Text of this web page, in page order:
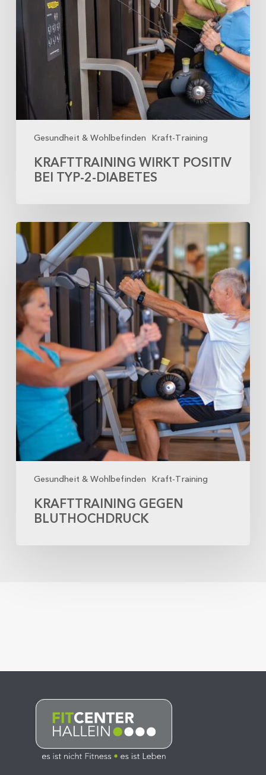
Gesundheit & Wohlbefinden Kraft-Training
KRAFTTRAINING WIRKT POSITIV
BEI TYP-2-DIABETES
Gesundheit & Wohlbefinden Kraft-Training
Krafttraining
gegen
Bluthochdruck
KRAFTTRAINING GEGEN
BLUTHOCHDRUCK